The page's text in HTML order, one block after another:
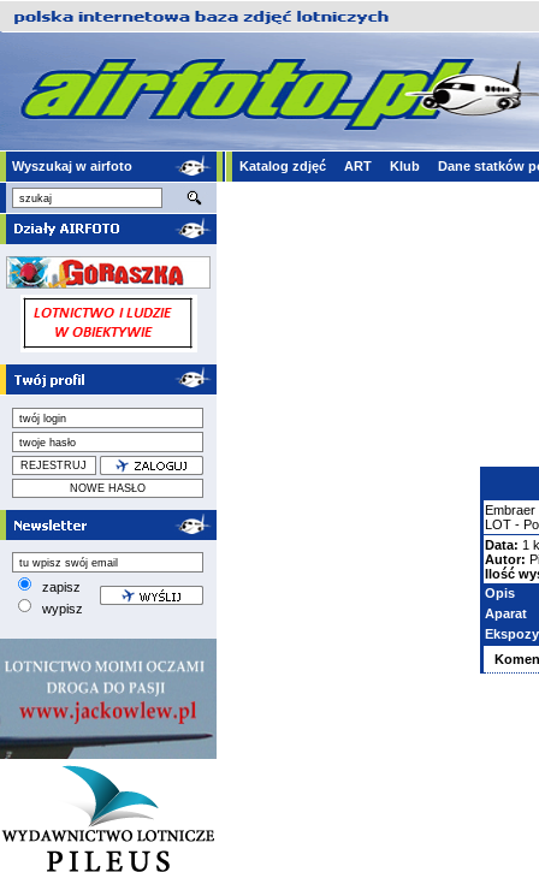
Wyszukaj w airfoto Katalog zdjęć ART Klub Dane statków
zapisz
wypisz
Embraer
LOT -
Data: 1
Autor:
Ilość
Opis
Aparat